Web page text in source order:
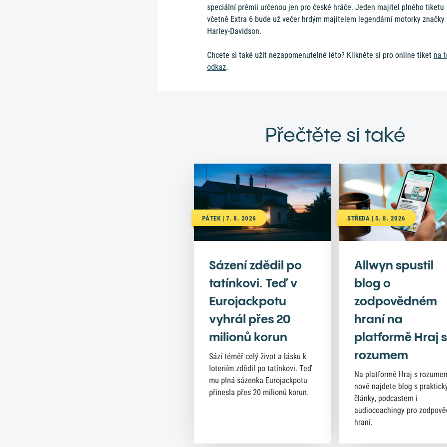
speciální prémii určenou jen pro české hráče. Jeden majitel plného tiketu
včetně Extra 6 bude už večer hrdým majitelem legendární motorky značky
Harley-Davidson.
Chcete si také užít nezapomenutelné léto? Klikněte si pro online tiket na
odkaz.
Přečtěte si také
PÁTEK | 7. 8. 2026
Sázení zdědil po
tatínkovi. Teď v
Eurojackpotu
vyhrál přes 20
milionů korun
Sází téměř celý život a lásku k
loteriím zdědil po tatínkovi. Teď
mu plná sázenka Eurojackpotu
přinesla přes 20 milionů korun.
STŘEDA | 5. 8. 2026
Allwyn spustil
blog o
zodpovědném
hraní na
platformě Hraj s
rozumem
Na platformě Hraj s
nově najdete blog s
články, podcastem i
audiocoachingy pro
hraní.